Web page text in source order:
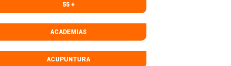
55 +
ACADEMIAS
ACUPUNTURA